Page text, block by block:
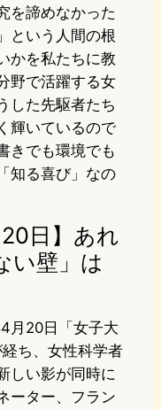
を諦めなかった
という人間の根
かを私たちに教
野で活躍する女
した先駆者たち
輝いているので
きでも環境でも
知る喜び」なの
日】あれ
壁」は
月20日「女子大
ち、女性科学者
しい影が同時に
ーター、フラン